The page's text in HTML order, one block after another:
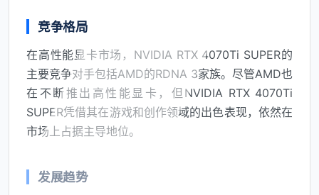
竞争格局
在高性能显卡市场，NVIDIA RTX 4070Ti SUPER的
主要竞争对手包括AMD的RDNA 3家族。尽管AMD也
在不断推出高性能显卡，但NVIDIA RTX 4070Ti
SUPER凭借其在游戏和创作领域的出色表现，依然在
市场上占据主导地位。
发展趋势